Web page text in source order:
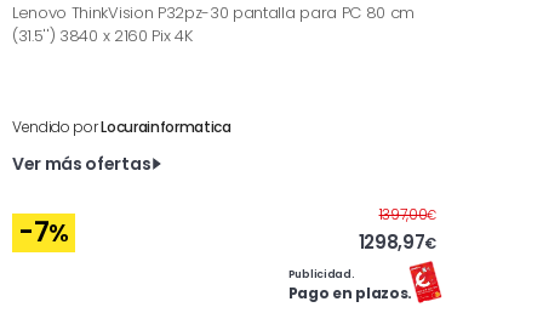
Lenovo ThinkVision P32pz-30 pantalla para PC 80 cm
(31.5'') 3840 x 2160 Pix 4K
Vendido porLocurainformatica
Ver más ofertas
-7%
1397,00€Antes
1298,97€
Publicidad.
Pago en plazos.